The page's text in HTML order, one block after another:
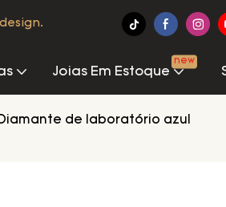
Joias Em Estoque
new
Diamante de laboratório azul